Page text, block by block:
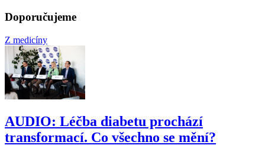
Doporučujeme
Z medicíny
AUDIO: Léčba diabetu prochází
transformací. Co všechno se mění?